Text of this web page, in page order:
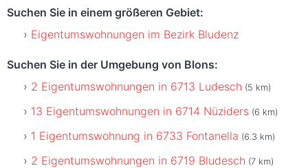
Suchen Sie in einem größeren Gebiet:
Eigentumswohnungen im Bezirk Bludenz
Suchen Sie in der Umgebung von Blons:
2 Eigentumswohnungen in 6713 Ludesch (5 km)
13 Eigentumswohnungen in 6714 Nüziders (6 km)
1 Eigentumswohnung in 6733 Fontanella (6.3 km)
2 Eigentumswohnungen in 6719 Bludesch (7 km)